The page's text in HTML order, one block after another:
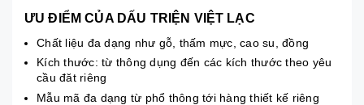
ƯU ĐIỂM CỦA DẤU TRIỆN VIỆT LẠC
Chất liệu đa dạng như gỗ, thấm mực, cao su, đồng
Kích thước: từ thông dụng đến các kích thước theo yêu
cầu đăt riêng
Mẫu mã đa dạng từ phổ thông tới hàng thiết kế riêng